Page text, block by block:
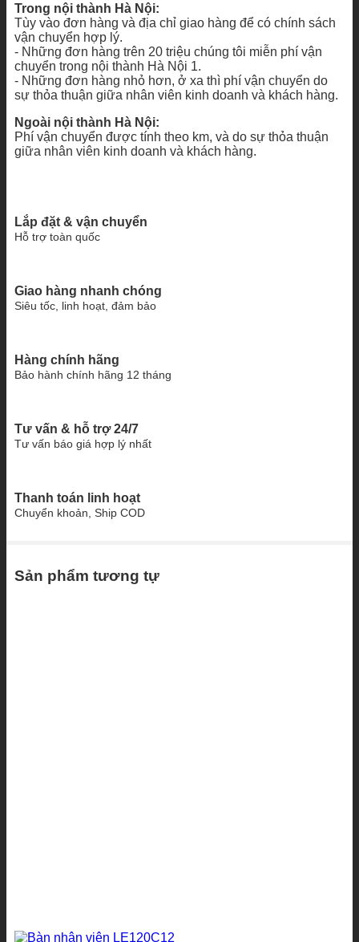
Trong nội thành Hà Nội:
Tùy vào đơn hàng và địa chỉ giao hàng để có chính sách
vận chuyển hợp lý.
- Những đơn hàng trên 20 triệu chúng tôi miễn phí vận
chuyển trong nội thành Hà Nội 1.
- Những đơn hàng nhỏ hơn, ở xa thì phí vận chuyển do
sự thỏa thuận giữa nhân viên kinh doanh và khách hàng.
Ngoài nội thành Hà Nội:
Phí vận chuyển được tính theo km, và do sự thỏa thuận
giữa nhân viên kinh doanh và khách hàng.
Lắp đặt & vận chuyển
Hỗ trợ toàn quốc
Giao hàng nhanh chóng
Siêu tốc, linh hoạt, đảm bảo
Hàng chính hãng
Bảo hành chính hãng 12 tháng
Tư vấn & hỗ trợ 24/7
Tư vấn báo giá hợp lý nhất
Thanh toán linh hoạt
Chuyển khoản, Ship COD
Sản phẩm tương tự